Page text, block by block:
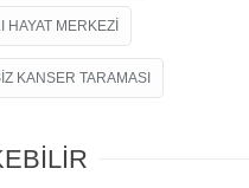
HAYAT MERKEZI
KANSER TARAMASI